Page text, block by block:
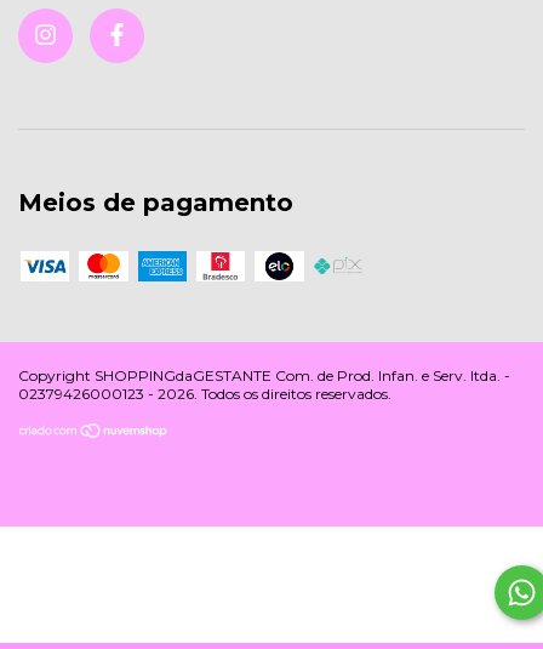
Meios de pagamento
Copyright SHOPPINGdaGESTANTE Com. de Prod. Infan. e Serv. ltda. -
02379426000123 - 2026. Todos os direitos reservados.